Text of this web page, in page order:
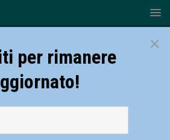
×
per rimanere